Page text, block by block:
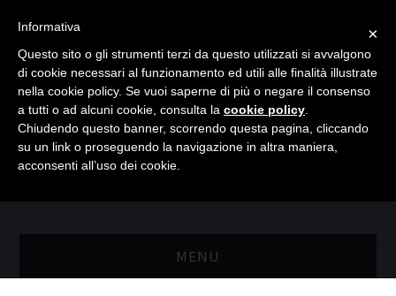
MENU
×
Informativa
Questo sito o gli strumenti terzi da questo utilizzati si avvalgono
di cookie necessari al funzionamento ed utili alle finalità illustrate
nella cookie policy. Se vuoi saperne di più o negare il consenso
a tutti o ad alcuni cookie, consulta la cookie policy
Chiudendo questo banner, scorrendo questa pagina, cliccando
su un link o proseguendo la navigazione in altra maniera,
acconsenti all’uso dei cookie.